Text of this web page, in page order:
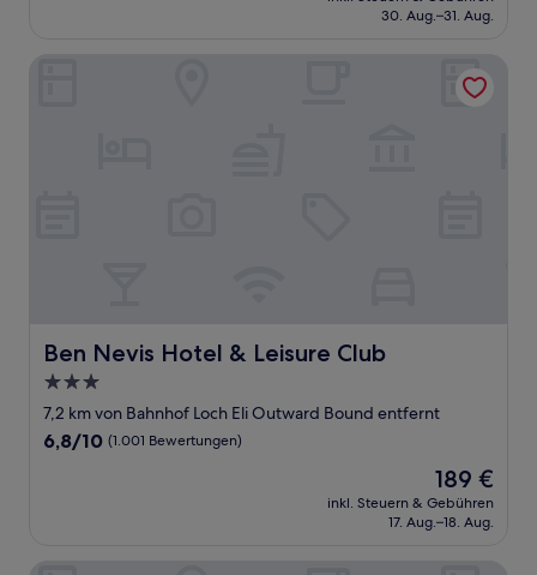
beträgt
30. Aug.–31. Aug.
Ben Nevis Hotel & Leisure Club
Ben Nevis Hotel & Leisure Club
3.0-
Sterne-
Unterkunft
7,2 km von Bahnhof Loch Eli Outward Bound entfernt
6.8
6,8/10 (1.001 Bewertungen)
Der
Preis
beträgt
189 €
inkl. Steuern & Gebühren
17. Aug.–18. Aug.